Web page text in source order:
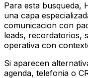
Para esta busqueda,
una capa
comunicacion con
leads, recordatorios,
operativa con
Si aparecen
agenda, telefonia o